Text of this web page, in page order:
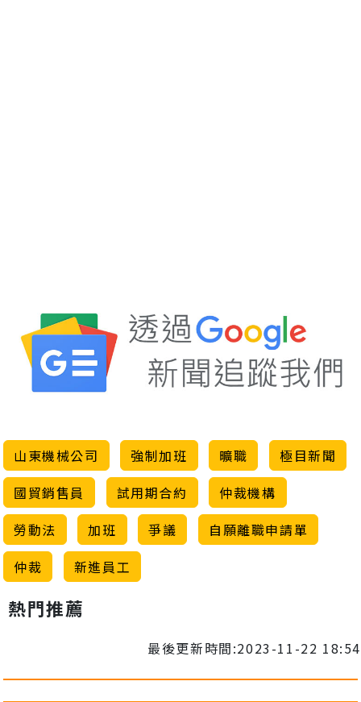
山東機械公司 強制加班 曠職
極目新聞
國貿銷售員
試用期合約
仲裁機構
勞動法
加班 爭議
自願離職申請單
仲裁
新進員工
熱門推薦
最後更新時間:2023-11-22 18:54